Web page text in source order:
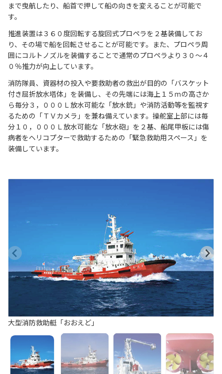
まで曳航したり、船首で押して船の向きを変えることが可能で
す。
推進装置は３６０度回転する旋回式プロペラを２基装備してお
り、その場で船を回転させることが可能です。また、プロペラ周
囲にコルトノズルを装備することで通常のプロペラより３０～４
０％推力が向上しています。
消防隊員、資器材の投入や要救助者の救出が目的の「バスケット
付き屈折放水塔体」を装備し、その先端には海上１５ｍの高さか
ら毎分３，０００Ｌ放水可能な「放水銃」や消防活動等を監視す
るための「ＴＶカメラ」を兼ね備えています。操舵室上部には毎
分１０，０００Ｌ放水可能な「放水砲」を２基、船尾甲板には傷
病者をヘリコプターで救助するための「緊急救助用スペース」を
装備しています。
大型消防救助艇「おおえど」